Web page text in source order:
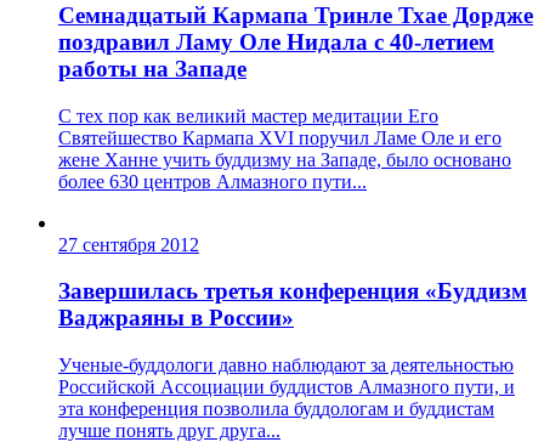
Семнадцатый Кармапа Тринле Тхае Дордже
поздравил Ламу Оле Нидала с 40-летием
работы на Западе
С тех пор как великий мастер медитации Его
Святейшество Кармапа XVI поручил Ламе Оле и его
жене Ханне учить буддизму на Западе, было основано
более 630 центров Алмазного пути...
27 сентября 2012
Завершилась третья конференция «Буддизм
Ваджраяны в России»
Ученые-буддологи давно наблюдают за деятельностью
Российской Ассоциации буддистов Алмазного пути, и
эта конференция позволила буддологам и буддистам
лучше понять друг друга...